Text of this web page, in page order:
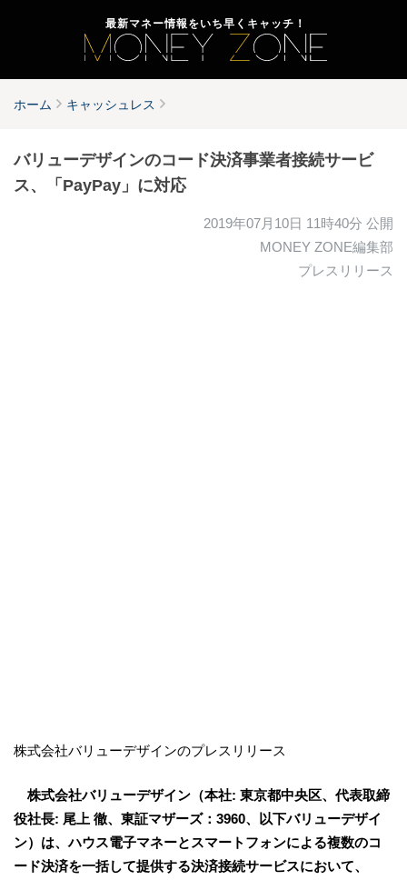
最新マネー情報をいち早くキャッチ！
ホーム キャッシュレス
バリューデザインのコード決済事業者接続サービ
ス、「PayPay」に対応
2019年07月10日 11時40分 公開
MONEY ZONE編集部
プレスリリース
株式会社バリューデザインのプレスリリース
株式会社バリューデザイン（本社: 東京都中央区、代表取締
役社長: 尾上 徹、東証マザーズ：3960、以下バリューデザイ
ン）は、ハウス電子マネーとスマートフォンによる複数のコ
ード決済を一括して提供する決済接続サービスにおいて、